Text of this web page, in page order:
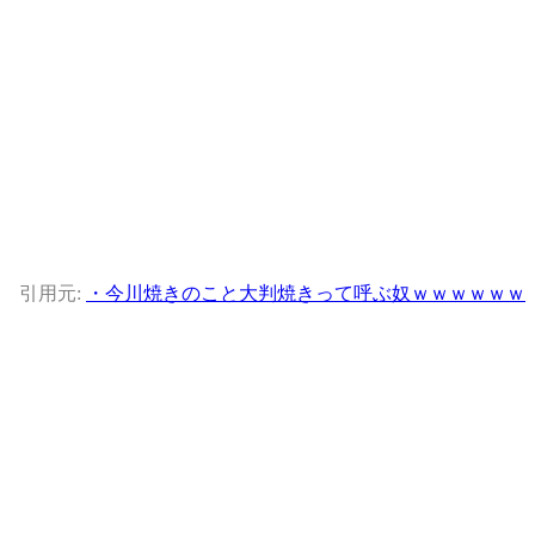
引用元: ・今川焼きのこと大判焼きって呼ぶ奴ｗｗｗｗｗｗ